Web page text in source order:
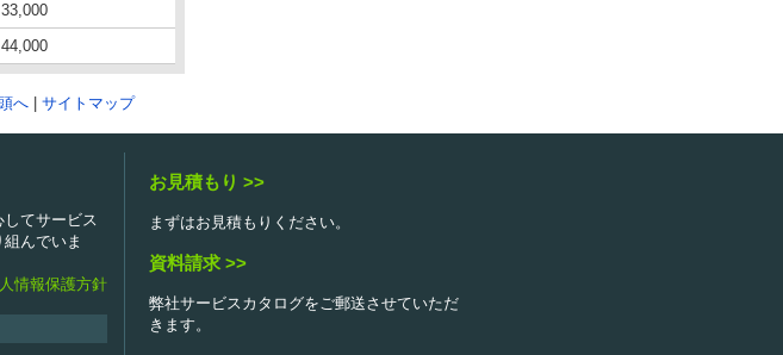
33,000
44,000
へ サイトマップ
てサービス
んでいま
情報保護方針
お見積もり >>
まずはお見積もりください。
資料請求 >>
弊社サービスカタログをご郵送させていただ
きます。